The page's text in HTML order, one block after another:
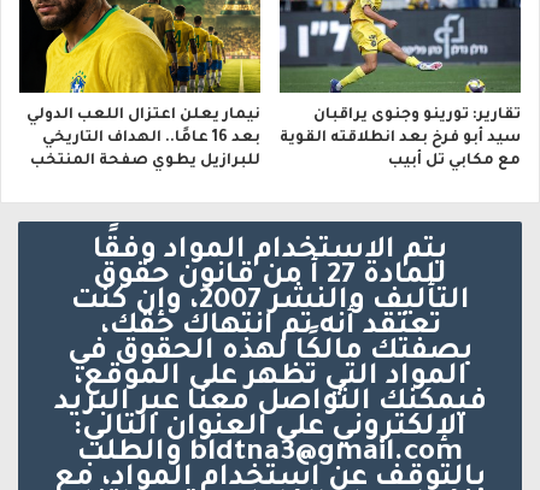
تقارير: تورينو وجنوى يراقبان
سيد أبو فرخ بعد انطلاقته القوية
مع مكابي تل أبيب
نيمار يعلن اعتزال اللعب الدولي
بعد 16 عامًا.. الهداف التاريخي
للبرازيل يطوي صفحة المنتخب
يتم الاستخدام المواد وفقًا
للمادة 27 أ من قانون حقوق
التأليف والنشر 2007، وإن كنت
تعتقد أنه تم انتهاك حقك،
بصفتك مالكًا لهذه الحقوق في
المواد التي تظهر على الموقع،
فيمكنك التواصل معنا عبر البريد
الإلكتروني على العنوان التالي:
bldtna3@gmail.com والطلب
بالتوقف عن استخدام المواد، مع